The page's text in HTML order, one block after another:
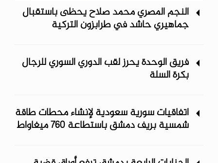
النجم المصري محمد صلاح يحظى باستقبال
جماهيري حاشد في طرابزون التركية
فريق الوحدة يحرز لقب الدوري السوري للرجال
بكرة السلة
اتفاقيات سورية سعودية لإنشاء محطات طاقة
شمسية ‏بريف دمشق باستطاعة 760 ميغاواط